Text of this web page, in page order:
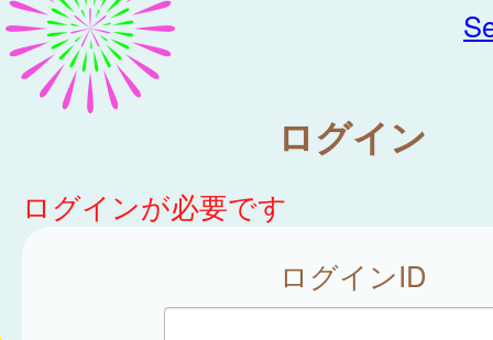
ログイン
ログインが必要です
ログインID